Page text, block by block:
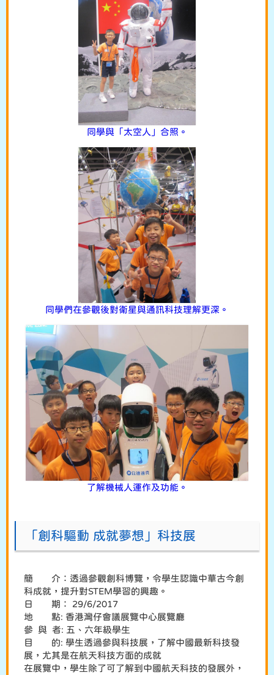
同學與「太空人」合照。
同學們在參觀後對衛星與通訊科技理解更深。
了解機械人運作及功能。
「創科驅動 成就夢想」科技展
簡 介：透過參觀創科博覽，令學生認識中華古今創
科成就，提升對STEM學習的興趣。
日 期： 29/6/2017
地 點: 香港灣仔會議展覽中心展覽廳
參 與 者: 五、六年級學生
目 的: 學生透過參與科技展，了解中國最新科技發
展，尤其是在航天科技方面的成就
在展覽中，學生除了可了解到中國航天科技的發展外，